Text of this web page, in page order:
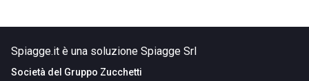
Spiagge.it è una soluzione Spiagge Srl
Società del Gruppo Zucchetti